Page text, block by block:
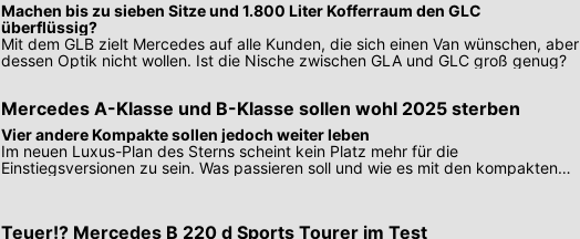
Machen bis zu sieben Sitze und 1.800 Liter Kofferraum den GLC
überflüssig?
Mit dem GLB zielt Mercedes auf alle Kunden, die sich einen Van wünschen, aber
dessen Optik nicht wollen. Ist die Nische zwischen GLA und GLC groß genug?
Mercedes A-Klasse und B-Klasse sollen wohl 2025 sterben
Vier andere Kompakte sollen jedoch weiter leben
Im neuen Luxus-Plan des Sterns scheint kein Platz mehr für die
Einstiegsversionen zu sein. Was passieren soll und wie es mit den kompakten
Teuer!? Mercedes B 220 d Sports Tourer im Test